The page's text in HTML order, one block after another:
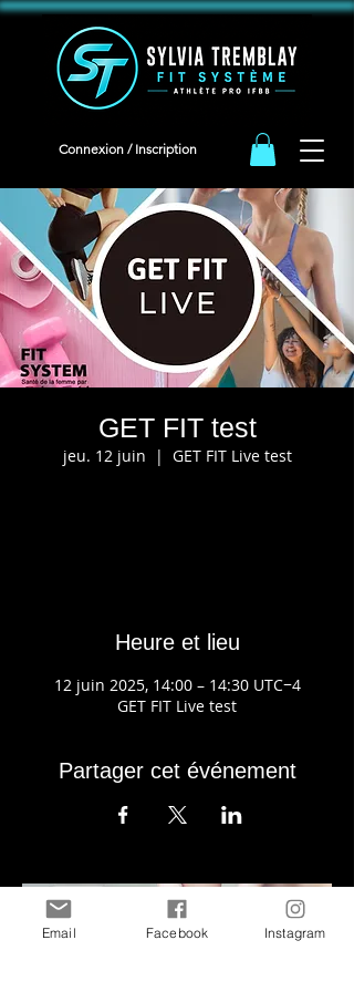
Connexion / Inscription
GET FIT test
jeu. 12 juin
  |
GET FIT Live test
Heure et lieu
12 juin 2025, 14:00 – 14:30 UTC−4
GET FIT Live test
Partager cet événement
Email Facebook Instagram